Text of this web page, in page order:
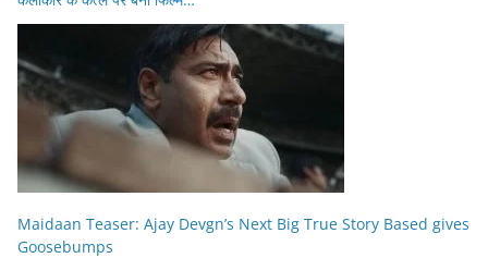
Maidaan Teaser: Ajay Devgn’s Next Big True Story Based gives
Goosebumps